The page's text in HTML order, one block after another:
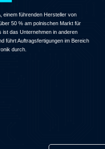
einem führenden Hersteller von
50 % am polnischen Markt für
ist das Unternehmen in anderen
führt Auftragsfertigungen im Bereich
durch.